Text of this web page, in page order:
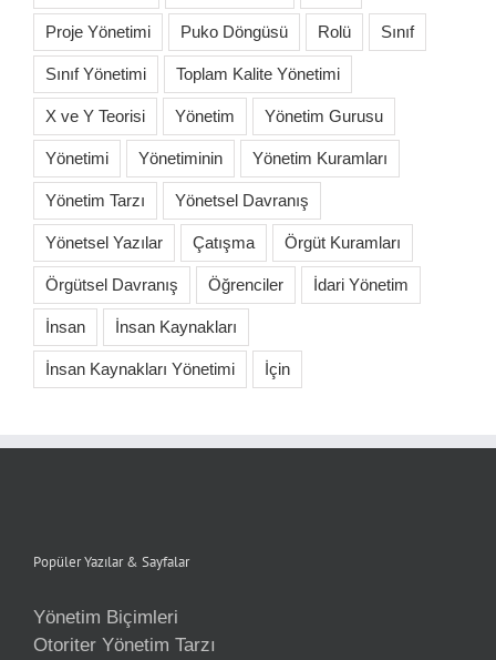
Proje Yönetimi Puko Döngüsü Rolü Sınıf
Sınıf Yönetimi Toplam Kalite Yönetimi
X ve Y Teorisi Yönetim Yönetim Gurusu
Yönetimi Yönetiminin Yönetim Kuramları
Yönetim Tarzı Yönetsel Davranış
Yönetsel Yazılar Çatışma Örgüt Kuramları
Örgütsel Davranış Öğrenciler İdari Yönetim
İnsan İnsan Kaynakları
İnsan Kaynakları Yönetimi İçin
Popüler Yazılar & Sayfalar
Yönetim Biçimleri
Otoriter Yönetim Tarzı